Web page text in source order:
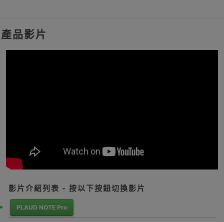
產品影片
影片介紹列表 - 按以下按鈕切換影片
PLAUD NOTE Pro